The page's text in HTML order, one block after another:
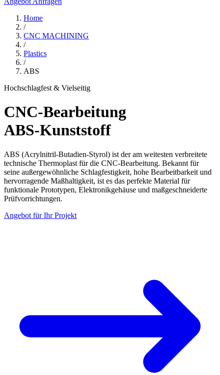
Home
/
CNC MACHINING
/
Plastics
/
ABS
Hochschlagfest & Vielseitig
CNC-Bearbeitung
ABS-Kunststoff
ABS (Acrylnitril-Butadien-Styrol) ist der am weitesten verbreitete
technische Thermoplast für die CNC-Bearbeitung. Bekannt für
seine außergewöhnliche Schlagfestigkeit, hohe Bearbeitbarkeit und
hervorragende Maßhaltigkeit, ist es das perfekte Material für
funktionale Prototypen, Elektronikgehäuse und maßgeschneiderte
Prüfvorrichtungen.
Angebot für Ihr Projekt